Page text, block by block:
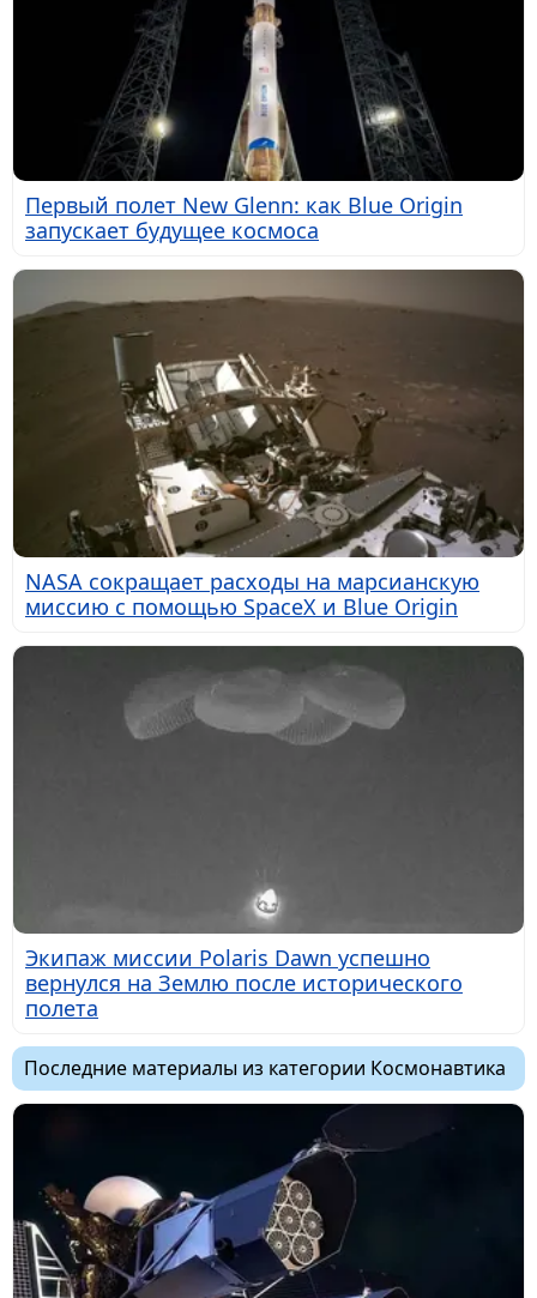
Первый полет New Glenn: как Blue Origin
запускает будущее космоса
NASA сокращает расходы на марсианскую
миссию с помощью SpaceX и Blue Origin
Экипаж миссии Polaris Dawn успешно
вернулся на Землю после исторического
полета
Последние материалы из категории Космонавтика